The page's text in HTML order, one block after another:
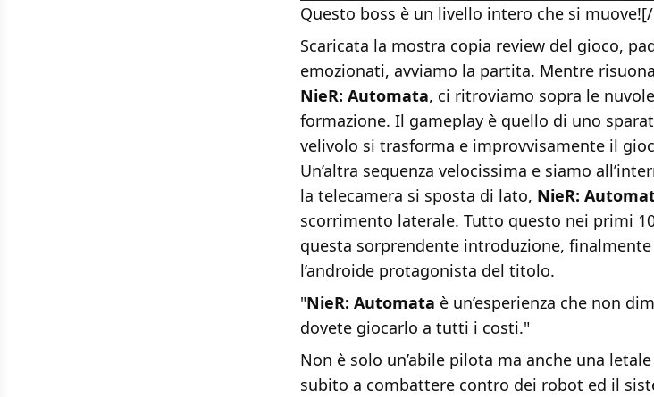
Questo boss è un livello intero che si
Scaricata la mostra copia review del gioco,
emozionati, avviamo la partita. Mentre
NieR: Automata, ci ritroviamo sopra le
formazione. Il gameplay è quello di uno
velivolo si trasforma e improvvisamente il
Un’altra sequenza velocissima e siamo
la telecamera si sposta di lato, NieR:
scorrimento laterale. Tutto questo nei primi
questa sorprendente introduzione,
l’androide protagonista del titolo.
"NieR: Automata è un’esperienza che non
dovete giocarlo a tutti i costi."
Non è solo un’abile pilota ma anche una
subito a combattere contro dei robot ed il